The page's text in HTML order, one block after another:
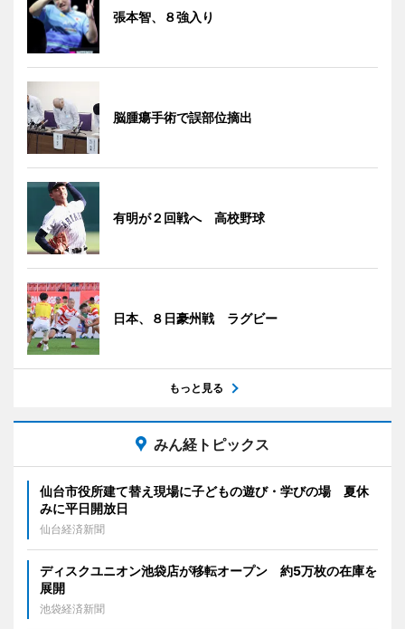
張本智、８強入り
脳腫瘍手術で誤部位摘出
有明が２回戦へ 高校野球
日本、８日豪州戦 ラグビー
もっと見る
みん経トピックス
仙台市役所建て替え現場に子どもの遊び・学びの場 夏休
みに平日開放日
仙台経済新聞
ディスクユニオン池袋店が移転オープン 約5万枚の在庫を
展開
池袋経済新聞